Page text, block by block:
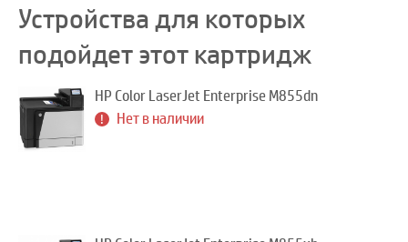
Устройства для которых
подойдет этот картридж
HP Color LaserJet Enterprise M855dn
Нет в наличии